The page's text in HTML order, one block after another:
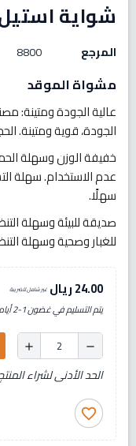
شواية
المرجع 8800
مشواة الموقد
عالية الجودة ومتينة:
الجودة، قوية ومتينة. الحجم: حوالي
خفيفة الوزن وسهلة
عدم الاستخدام. سهلة
سهلًا.
صديقة للبيئة وسهلة
للغبار وصحية وسهلة
24.00 ريال غير شامل للضريبة
يتم التسليم في غضون 1-2 أيام
remove
add
الحد الأدنى لشراء
favorite_border